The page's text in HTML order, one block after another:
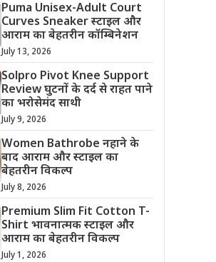
Puma Unisex-Adult Court
Curves Sneaker स्टाइल और
आराम का बेहतरीन कॉम्बिनेशन
July 13, 2026
Solpro Pivot Knee Support
Review घुटनों के दर्द से राहत पाने
का भरोसेमंद साथी
July 9, 2026
Women Bathrobe नहाने के
बाद आराम और स्टाइल का
बेहतरीन विकल्प
July 8, 2026
Premium Slim Fit Cotton T-
Shirt भावनात्मक स्टाइल और
आराम का बेहतरीन विकल्प
July 1, 2026